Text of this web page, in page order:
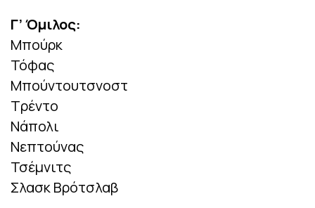
Γ’ Όμιλος:
Μπούρκ
Τόφας
Μπούντουτσνοστ
Τρέντο
Νάπολι
Νεπτούνας
Τσέμνιτς
Σλασκ Βρότσλαβ